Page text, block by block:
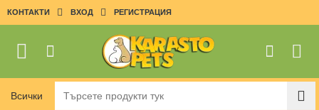
КОНТАКТИ ВХОД РЕГИСТРАЦИЯ
Всички
Търсете